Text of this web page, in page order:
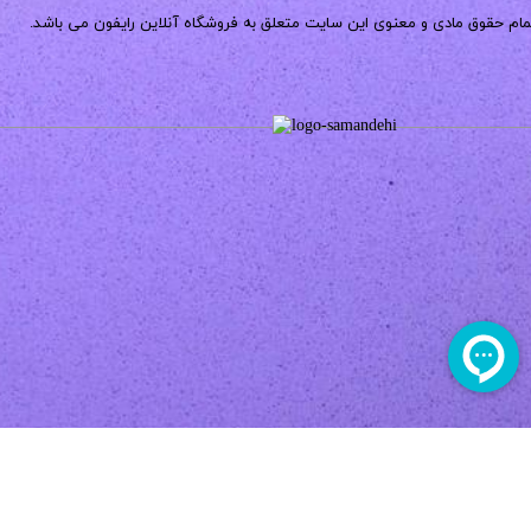
حقوق مادی و معنوی این سایت متعلق به فروشگاه آنلاین رایفون می باشد.